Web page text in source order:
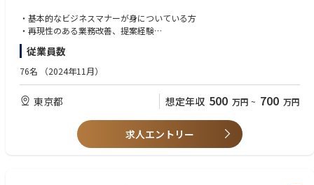
【職務内容】
「Tonoel アプリ」および、社内基幹システムのディレクション、プロダク
トマネジメント業務に携わっていただきます。
配属となるプロダクト開発部は、既存システムの改善、新機能の開発など
入社後1～2年はまずは、特定保健指導の運用効率化に向けた、既存プロダ
開発体制は内製化しており、社内のエンジニアとともにコミュニケーショ
・基本的なビジネスマナーが身についている方
・再現性のある業務改善、提案経験
・プロジェクトリード経験(大小問わず）：マイルストーン設定や、WBS
の作成、管理経験
・要件定義経験：開発における仕様検討、要件定義の経験。または、機能
→要件定義の経験がない場合でも、「複雑な事象を抽象化し、一貫性のあ
る機能仕様や業務フローへと落とし込んだ実績」がある場合にばぜひご応
従業員数
76名 （2024年11月）
東京都 想定年収 500 万円 ~ 700 万円
求人エントリー